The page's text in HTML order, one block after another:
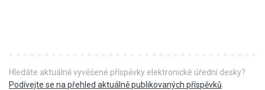
Hledáte aktuálně vyvěšené příspěvky elektronické úřední desky?
Podívejte se na přehled aktuálně publikovaných příspěvků